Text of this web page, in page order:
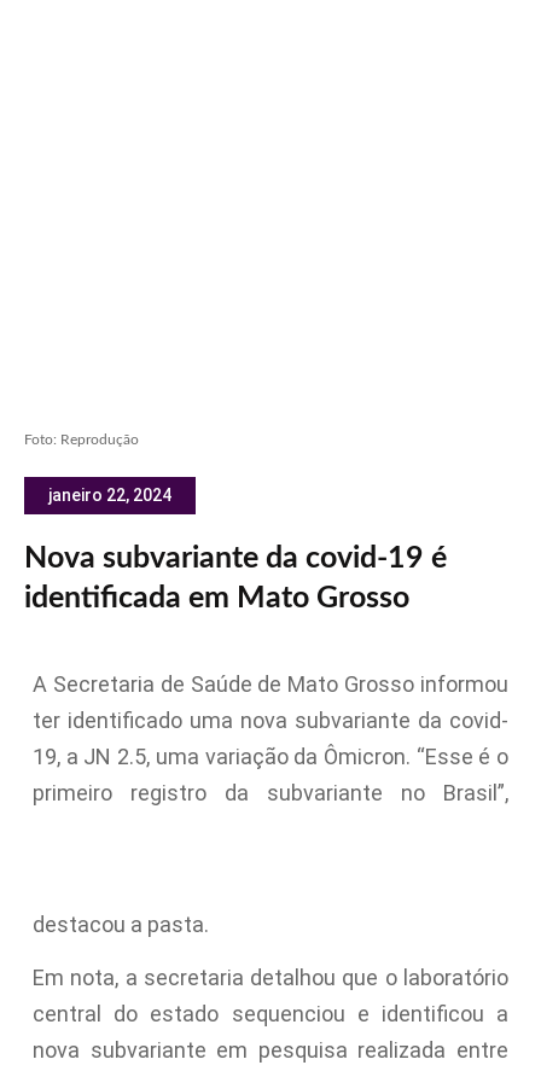
Foto: Reprodução
janeiro 22, 2024
Nova subvariante da covid-19 é
identificada em Mato Grosso
A Secretaria de Saúde de Mato Grosso informou
ter identificado uma nova subvariante da covid-
19, a JN 2.5, uma variação da Ômicron. “Esse é o
primeiro registro da subvariante no Brasil”,
destacou a pasta.
Em nota, a secretaria detalhou que o laboratório
central do estado sequenciou e identificou a
nova subvariante em pesquisa realizada entre